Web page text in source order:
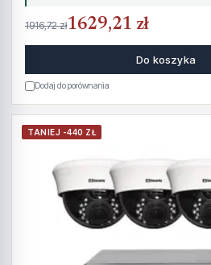
1916,72 zł1629,21 zł
Do koszyka
Dodaj do porównania
TANIEJ -440 ZŁ